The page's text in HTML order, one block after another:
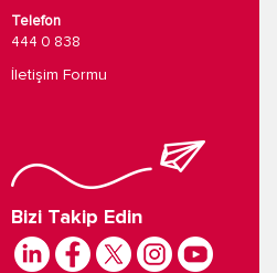
Telefon
444 0 838
İletişim Formu
Bizi Takip Edin